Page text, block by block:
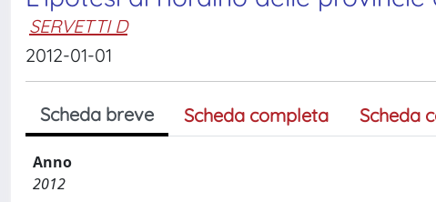
SERVETTI D
2012-01-01
Scheda breve Scheda completa Scheda
Anno
2012